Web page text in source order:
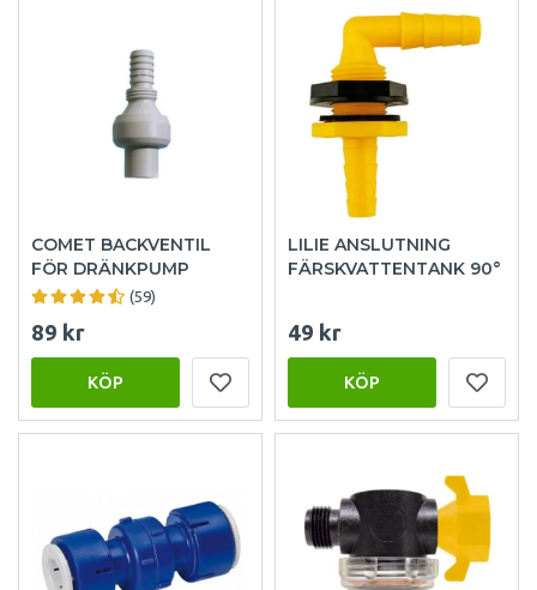
COMET BACKVENTIL
FÖR DRÄNKPUMP
(59)
89 kr
KÖP
LILIE ANSLUTNING
FÄRSKVATTENTANK 90°
49 kr
KÖP